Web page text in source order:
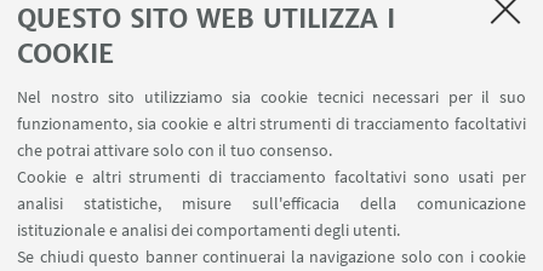
QUESTO SITO WEB UTILIZZA I
COOKIE
Nel nostro sito utilizziamo sia cookie tecnici necessari per il suo
funzionamento, sia cookie e altri strumenti di tracciamento facoltativi
che potrai attivare solo con il tuo consenso.
Cookie e altri strumenti di tracciamento facoltativi sono usati per
analisi statistiche, misure sull'efficacia della comunicazione
istituzionale e analisi dei comportamenti degli utenti.
Se chiudi questo banner continuerai la navigazione solo con i cookie
SEMINARI del Dipartimento
MAT info - Informazioni per gli afferenti al Dipartimento
SERVIZI ONLINE interni
Carta dei servizi
SEGUI IL DIPARTIMENTO SU: